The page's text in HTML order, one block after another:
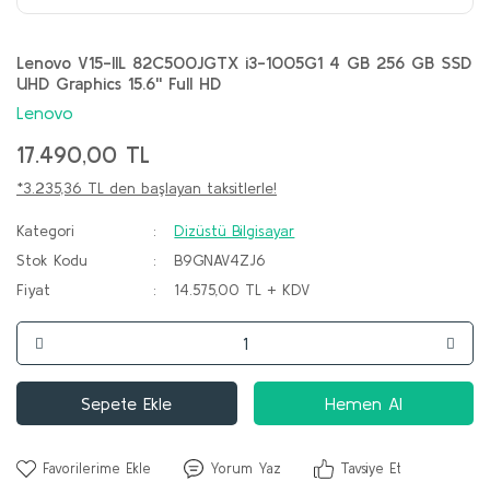
Lenovo V15-IIL 82C500JGTX i3-1005G1 4 GB 256 GB SSD
UHD Graphics 15.6'' Full HD
Lenovo
17.490,00 TL
*3.235,36 TL den başlayan taksitlerle!
Kategori
Dizüstü Bilgisayar
Stok Kodu
B9GNAV4ZJ6
Fiyat
14.575,00 TL + KDV
Sepete Ekle Hemen Al
Yorum Yaz Tavsiye Et